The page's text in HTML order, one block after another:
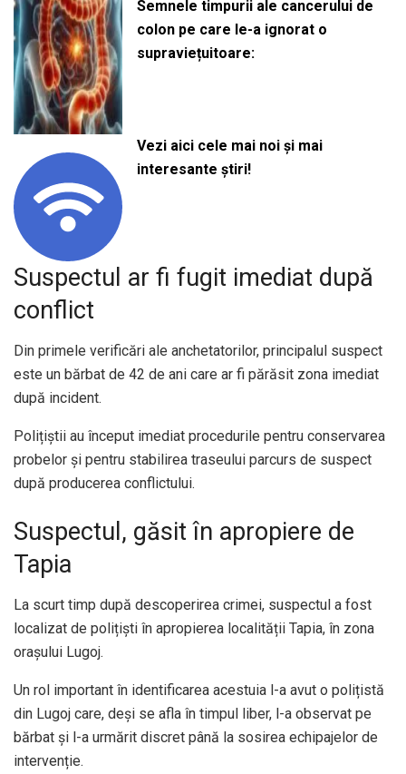
Semnele timpurii ale cancerului de
colon pe care le-a ignorat o
supraviețuitoare:
Vezi aici cele mai noi și mai
interesante știri!
Suspectul ar fi fugit imediat după
conflict
Din primele verificări ale anchetatorilor, principalul suspect
este un bărbat de 42 de ani care ar fi părăsit zona imediat
după incident.
Polițiștii au început imediat procedurile pentru conservarea
probelor și pentru stabilirea traseului parcurs de suspect
după producerea conflictului.
Suspectul, găsit în apropiere de
Tapia
La scurt timp după descoperirea crimei, suspectul a fost
localizat de polițiști în apropierea localității Tapia, în zona
orașului Lugoj.
Un rol important în identificarea acestuia l-a avut o polițistă
din Lugoj care, deși se afla în timpul liber, l-a observat pe
bărbat și l-a urmărit discret până la sosirea echipajelor de
intervenție.